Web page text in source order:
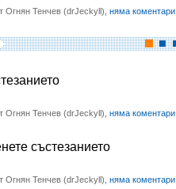
Огнян Тенчев (drJeckyll), няма коментари
Огнян Тенчев (drJeckyll), няма коментари
състезанието
Огнян Тенчев (drJeckyll), няма коментари